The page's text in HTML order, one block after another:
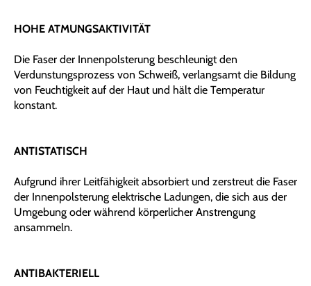
HOHE ATMUNGSAKTIVITÄT
Die Faser der Innenpolsterung beschleunigt den
Verdunstungsprozess von Schweiß, verlangsamt die Bildung
von Feuchtigkeit auf der Haut und hält die Temperatur
konstant.
ANTISTATISCH
Aufgrund ihrer Leitfähigkeit absorbiert und zerstreut die Faser
der Innenpolsterung elektrische Ladungen, die sich aus der
Umgebung oder während körperlicher Anstrengung
ansammeln.
ANTIBAKTERIELL